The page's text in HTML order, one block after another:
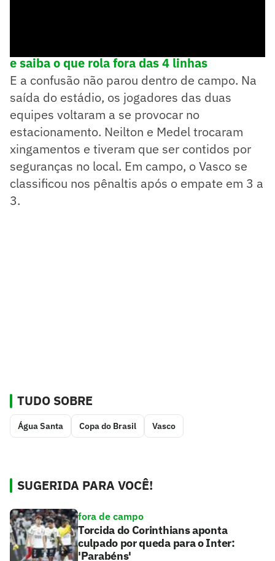
e saiba o que rola fora das 4 linhas
E a confusão não parou dentro de campo. Na
saída do estádio, os jogadores das duas
equipes voltaram a se provocar no
estacionamento. Neilton e Medel trocaram
xingamentos e tiveram que ser contidos por
seguranças no local. Em campo, o Vasco se
classificou nos pênaltis após o empate em 3 a
3.
TUDO SOBRE
Água Santa Copa do Brasil Vasco
SUGERIDA PARA VOCÊ!
fora de campo
Torcida do Corinthians aponta
culpado por queda para o Inter:
'Parabéns'